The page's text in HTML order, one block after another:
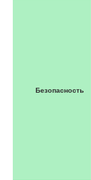
Безопасность